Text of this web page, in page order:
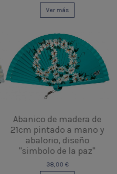
Ver más
Abanico de madera de
21cm pintado a mano y
abalorio, diseño
"simbolo de la paz"
38,00 €